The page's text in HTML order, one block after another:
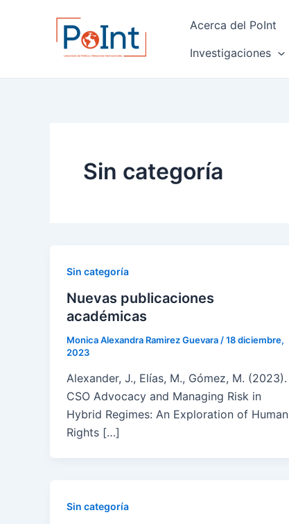
Acerca del PoInt
Investigaciones
Sin categoría
Sin categoría
Nuevas publicaciones
académicas
Monica Alexandra Ramirez Guevara /18 diciembre,
2023
Alexander, J., Elías, M., Gómez, M. (2023).
CSO Advocacy and Managing Risk in
Hybrid Regimes: An Exploration of Human
Rights […]
Sin categoría
pagination